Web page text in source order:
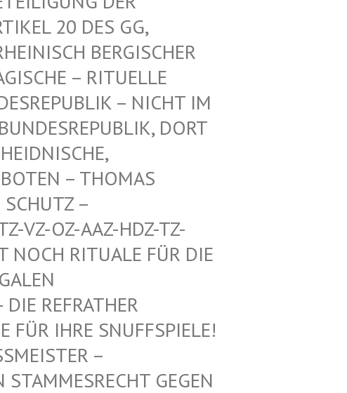
20 DES GG, G
BERGISCHER K
– RITUELLE
– NICHT IM E
DORT A
A
– THOMAS M
– W
OZ-AAZ-HDZ-TZ-AA
RITUALE FÜR DIE VO
MI
REFRATHER SA
IHRE SNUFFSPIELE! KE
– ALTHE
GEGEN DEUTS